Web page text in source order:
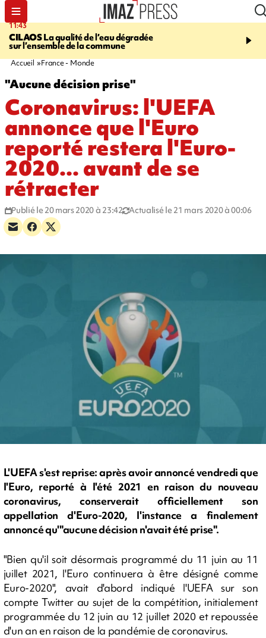
11:43
CILAOSLa qualité de l’eau dégradée
sur l’ensemble de la commune
12:20
Un
grands-parents puis
Accueil France - Monde
"Aucune décision prise"
Coronavirus: l'UEFA
annonce que l'Euro
reporté restera l'Euro-
2020... avant de se
rétracter
Publié le 20 mars 2020 à 23:42 Actualisé le 21 mars 2020 à 00:06
L'UEFA s'est reprise: après avoir annoncé vendredi que
l'Euro, reporté à l'été 2021 en raison du nouveau
coronavirus, conserverait officiellement son
appellation d'Euro-2020, l'instance a finalement
annoncé qu'"aucune décision n'avait été prise".
"Bien qu'il soit désormais programmé du 11 juin au 11
juillet 2021, l'Euro continuera à être désigné comme
Euro-2020", avait d'abord indiqué l'UEFA sur son
compte Twitter au sujet de la compétition, initialement
programmée du 12 juin au 12 juillet 2020 et repoussée
d'un an en raison de la pandémie de coronavirus.